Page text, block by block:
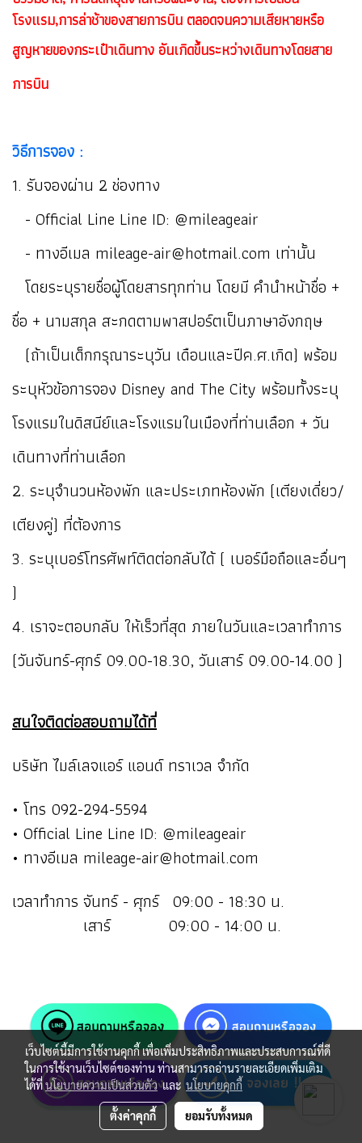
โรงแรม,การล่าช้าของสายการบิน ตลอดจนความเสียหายหรือ
สูญหายของกระเป๋าเดินทาง อันเกิดขึ้นระหว่างเดินทางโดยสาย
การบิน
วิธีการจอง :
1. รับจองผ่าน 2 ช่องทาง
- Official Line Line ID: @mileageair
- ทางอีเมล mileage-air@hotmail.com เท่านั้น
โดยระบุรายชื่อผู้โดยสารทุกท่าน โดยมี คำนำหน้าชื่อ +
ชื่อ + นามสกุล สะกดตามพาสปอร์ตเป็นภาษาอังกฤษ
(ถ้าเป็นเด็กกรุณาระบุวัน เดือนและปีค.ศ.เกิด) พร้อม
ระบุหัวข้อการจอง Disney and The City พร้อมทั้งระบุ
โรงแรมในดิสนีย์และโรงแรมในเมืองที่ท่านเลือก + วัน
เดินทางที่ท่านเลือก
2. ระบุจำนวนห้องพัก และประเภทห้องพัก (เตียงเดี่ยว/
เตียงคู่) ที่ต้องการ
3. ระบุเบอร์โทรศัพท์ติดต่อกลับได้ ( เบอร์มือถือและอื่นๆ
)
4. เราจะตอบกลับ ให้เร็วที่สุด ภายในวันและเวลาทำการ
(วันจันทร์-ศุกร์ 09.00-18.30, วันเสาร์ 09.00-14.00 )
สนใจติดต่อสอบถามได้ที่
บริษัท ไมล์เลจแอร์ แอนด์ ทราเวล จำกัด
• โทร 092-294-5594
• Official Line Line ID: @mileageair
• ทางอีเมล mileage-air@hotmail.com
เวลาทำการ จันทร์ - ศุกร์ 09:00 - 18:30 น.
เสาร์ 09:00 - 14:00 น.
เว็บไซต์นี้มีการใช้งานคุกกี้ เพื่อเพิ่มประสิทธิภาพและประสบการณ์ที่ดี
ในการใช้งานเว็บไซต์ของท่าน ท่านสามารถอ่านรายละเอียดเพิ่มเติม
ได้ที่นโยบายความเป็นส่วนตัวและนโยบายคุกกี้
ตั้งค่าคุกกี้ ยอมรับทั้งหมด